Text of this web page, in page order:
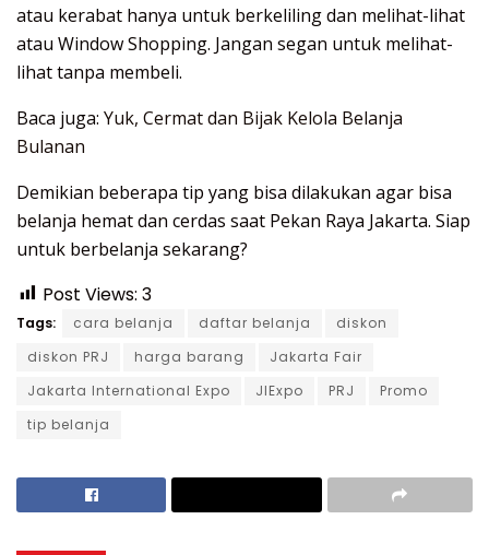
atau kerabat hanya untuk berkeliling dan melihat-lihat
atau Window Shopping. Jangan segan untuk melihat-
lihat tanpa membeli.
Baca juga: Yuk, Cermat dan Bijak Kelola Belanja
Bulanan
Demikian beberapa tip yang bisa dilakukan agar bisa
belanja hemat dan cerdas saat Pekan Raya Jakarta. Siap
untuk berbelanja sekarang?
Post Views: 3
Tags: cara belanja daftar belanja
diskon
diskon PRJ
harga barang
Jakarta Fair
Jakarta International Expo
JIExpo PRJ
Promo
tip belanja